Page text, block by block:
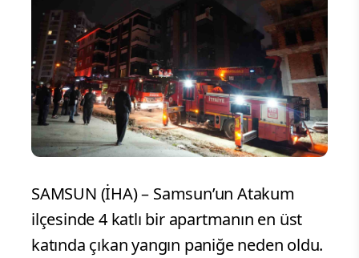
SAMSUN (İHA) – Samsun’un Atakum
ilçesinde 4 katlı bir apartmanın en üst
katında çıkan yangın paniğe neden oldu.